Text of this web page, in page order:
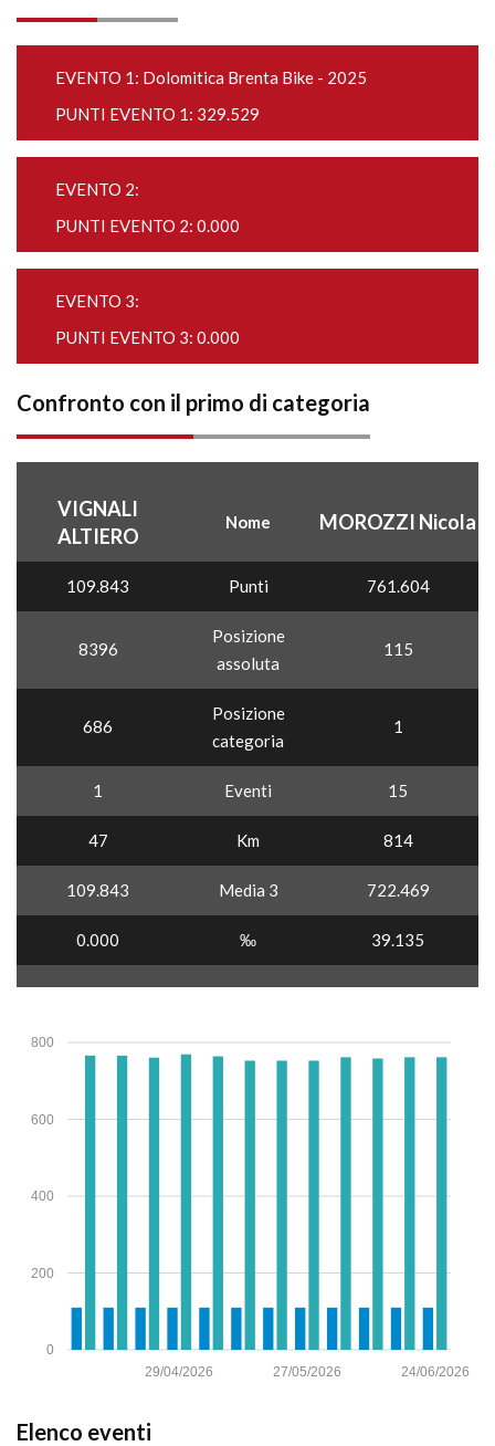
EVENTO 1: Dolomitica Brenta Bike - 2025
PUNTI EVENTO 1: 329.529
EVENTO 2:
PUNTI EVENTO 2: 0.000
EVENTO 3:
PUNTI EVENTO 3: 0.000
Confronto con il primo di categoria
VIGNALI
ALTIERO
Nome MOROZZI Nicola
109.843 Punti 761.604
8396
Posizione
assoluta
115
686
Posizione
categoria
1
1 Eventi 15
47 Km 814
109.843 Media 3 722.469
0.000 ‰ 39.135
0
200
400
600
800
24/06/2026
27/05/2026
29/04/2026
Elenco eventi